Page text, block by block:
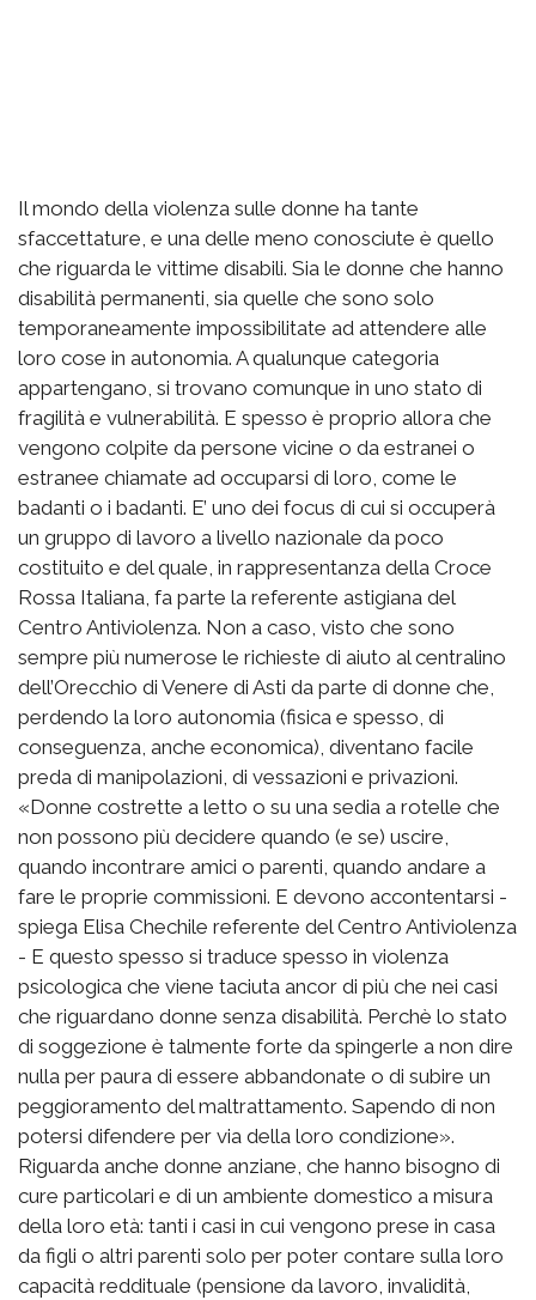
Il mondo della violenza sulle donne ha tante
sfaccettature, e una delle meno conosciute è quello
che riguarda le vittime disabili. Sia le donne che hanno
disabilità permanenti, sia quelle che sono solo
temporaneamente impossibilitate ad attendere alle
loro cose in autonomia. A qualunque categoria
appartengano, si trovano comunque in uno stato di
fragilità e vulnerabilità. E spesso è proprio allora che
vengono colpite da persone vicine o da estranei o
estranee chiamate ad occuparsi di loro, come le
badanti o i badanti. E’ uno dei focus di cui si occuperà
un gruppo di lavoro a livello nazionale da poco
costituito e del quale, in rappresentanza della Croce
Rossa Italiana, fa parte la referente astigiana del
Centro Antiviolenza. Non a caso, visto che sono
sempre più numerose le richieste di aiuto al centralino
dell’Orecchio di Venere di Asti da parte di donne che,
perdendo la loro autonomia (fisica e spesso, di
conseguenza, anche economica), diventano facile
preda di manipolazioni, di vessazioni e privazioni.
«Donne costrette a letto o su una sedia a rotelle che
non possono più decidere quando (e se) uscire,
quando incontrare amici o parenti, quando andare a
fare le proprie commissioni. E devono accontentarsi -
spiega Elisa Chechile referente del Centro Antiviolenza
- E questo spesso si traduce spesso in violenza
psicologica che viene taciuta ancor di più che nei casi
che riguardano donne senza disabilità. Perchè lo stato
di soggezione è talmente forte da spingerle a non dire
nulla per paura di essere abbandonate o di subire un
peggioramento del maltrattamento. Sapendo di non
potersi difendere per via della loro condizione».
Riguarda anche donne anziane, che hanno bisogno di
cure particolari e di un ambiente domestico a misura
della loro età: tanti i casi in cui vengono prese in casa
da figli o altri parenti solo per poter contare sulla loro
capacità reddituale (pensione da lavoro, invalidità,